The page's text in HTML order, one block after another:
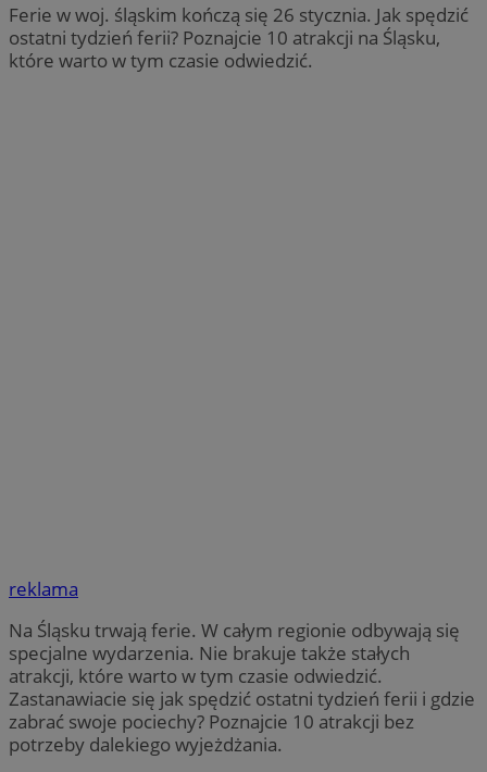
Ferie w woj. śląskim kończą się 26 stycznia. Jak spędzić
ostatni tydzień ferii? Poznajcie 10 atrakcji na Śląsku,
które warto w tym czasie odwiedzić.
reklama
Na Śląsku trwają ferie. W całym regionie odbywają się
specjalne wydarzenia. Nie brakuje także stałych
atrakcji, które warto w tym czasie odwiedzić.
Zastanawiacie się jak spędzić ostatni tydzień ferii i gdzie
zabrać swoje pociechy? Poznajcie 10 atrakcji bez
potrzeby dalekiego wyjeżdżania.